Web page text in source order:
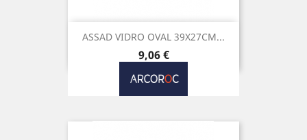
ASSAD VIDRO OVAL 39X27CM...
Preço
9,06 €